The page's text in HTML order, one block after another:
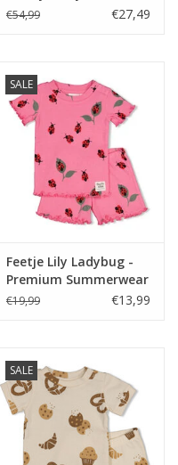
sleeve
€54,99 €27,49
SALE
Feetje Lily Ladybug -
Premium Summerwear
by Feetje Roze
€19,99 €13,99
SALE